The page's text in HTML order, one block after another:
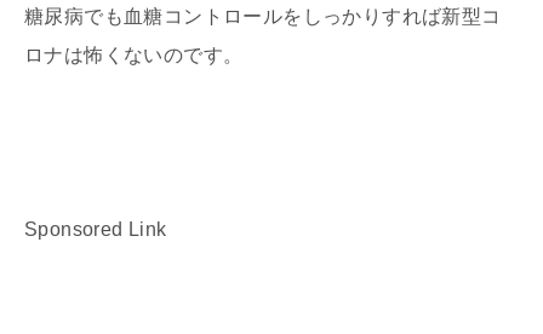
糖尿病でも血糖コントロールをしっかりすれば新型コ
ロナは怖くないのです。
Sponsored Link